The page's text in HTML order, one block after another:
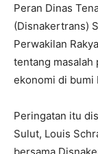
Peran Dinas
(Disnakertrans)
Perwakilan
tentang masalah
ekonomi di bumi
Peringatan itu
Sulut, Louis